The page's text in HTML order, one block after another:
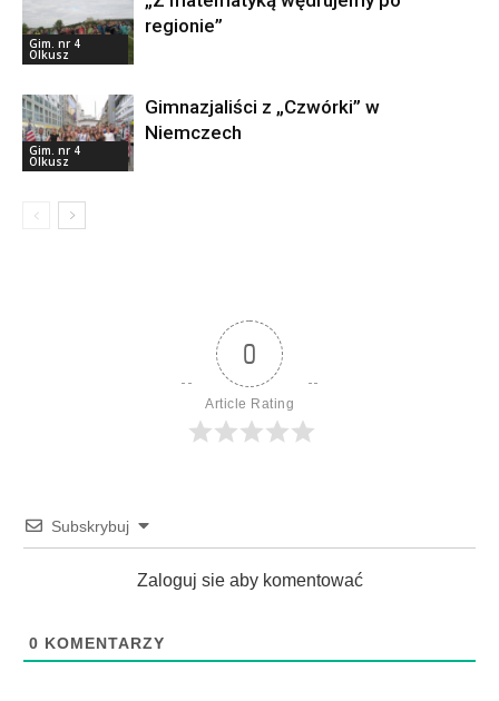
Gim. nr 4
Olkusz
regionie”
Gim. nr 4
Olkusz
Gimnazjaliści z „Czwórki” w
Niemczech
0
Article Rating
Subskrybuj
Zaloguj sie aby komentować
0 KOMENTARZY